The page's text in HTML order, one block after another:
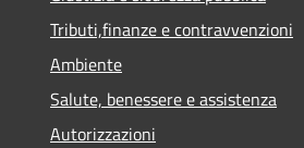
Tributi,finanze e contravvenzioni
Ambiente
Salute, benessere e assistenza
Autorizzazioni